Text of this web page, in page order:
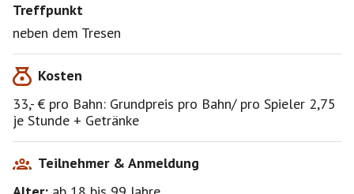
Treffpunkt
neben dem Tresen
Kosten
33,- € pro Bahn: Grundpreis pro Bahn/ pro Spieler 2,75
je Stunde + Getränke
Teilnehmer & Anmeldung